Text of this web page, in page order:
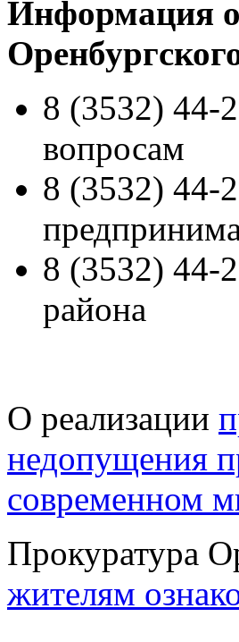
Информация
8 (3532) 44-
вопросам
8 (3532) 44-
8 (3532) 44-
района
О реализации
недопущения
современном
Прокуратура
жителям